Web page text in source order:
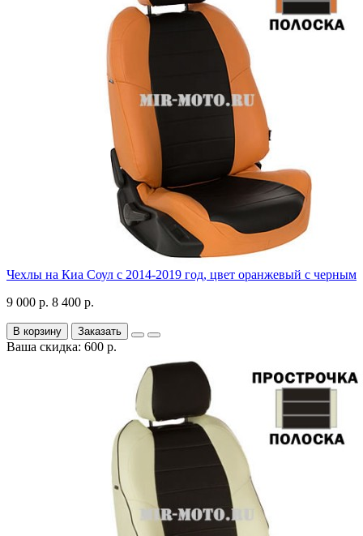
Чехлы на Киа Соул с 2014-2019 год, цвет оранжевый с черным
9 000 р. 8 400 р.
В корзину Заказать
Ваша скидка: 600 р.